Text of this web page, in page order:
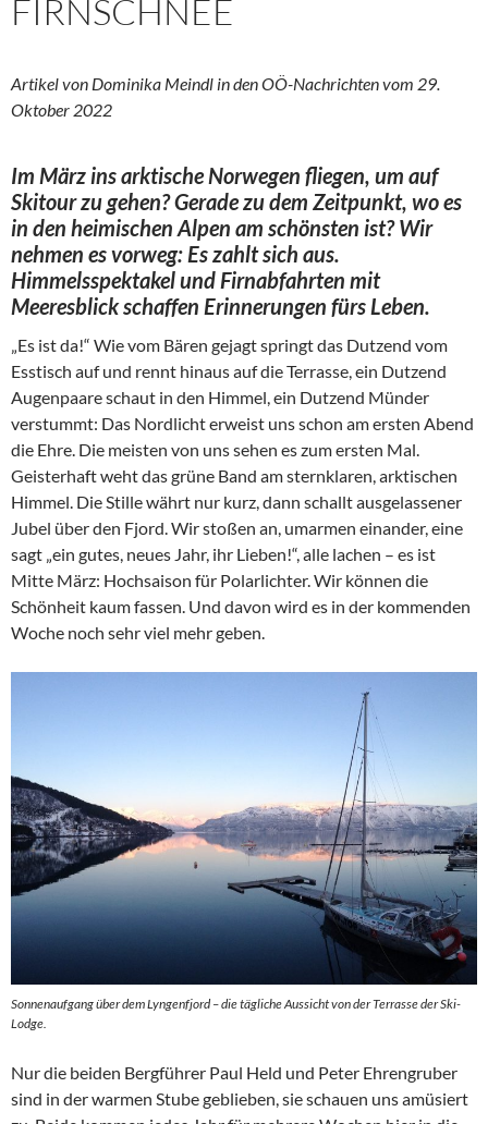
FIRNSCHNEE
Artikel von Dominika Meindl in den OÖ-Nachrichten vom 29.
Oktober 2022
Im März ins arktische Norwegen fliegen, um auf
Skitour zu gehen? Gerade zu dem Zeitpunkt, wo es
in den heimischen Alpen am schönsten ist? Wir
nehmen es vorweg: Es zahlt sich aus.
Himmelsspektakel und Firnabfahrten mit
Meeresblick schaffen Erinnerungen fürs Leben.
„Es ist da!“ Wie vom Bären gejagt springt das Dutzend vom
Esstisch auf und rennt hinaus auf die Terrasse, ein Dutzend
Augenpaare schaut in den Himmel, ein Dutzend Münder
verstummt: Das Nordlicht erweist uns schon am ersten Abend
die Ehre. Die meisten von uns sehen es zum ersten Mal.
Geisterhaft weht das grüne Band am sternklaren, arktischen
Himmel. Die Stille währt nur kurz, dann schallt ausgelassener
Jubel über den Fjord. Wir stoßen an, umarmen einander, eine
sagt „ein gutes, neues Jahr, ihr Lieben!“, alle lachen – es ist
Mitte März: Hochsaison für Polarlichter. Wir können die
Schönheit kaum fassen. Und davon wird es in der kommenden
Woche noch sehr viel mehr geben.
Sonnenaufgang über dem Lyngenfjord – die tägliche Aussicht von der Terrasse der Ski-
Lodge.
Nur die beiden Bergführer Paul Held und Peter Ehrengruber
sind in der warmen Stube geblieben, sie schauen uns amüsiert